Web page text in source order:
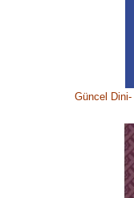
Güncel Dini-